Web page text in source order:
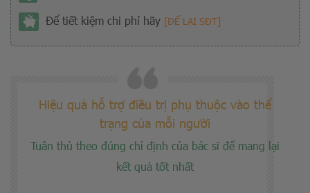
Để tiết kiệm chi phí hãy [ĐỂ LẠI SĐT]
Hiệu quả hỗ trợ điều trị phụ thuộc vào thể
trạng của mỗi người
Tuân thủ theo đúng chỉ định của bác sĩ để mang lại
kết quả tốt nhất